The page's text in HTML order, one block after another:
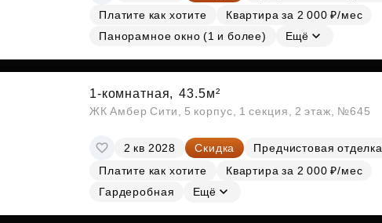
Платите как хотите
Квартира за 2 000 ₽/мес
Панорамное окно (1 и более)
Ещё
1-комнатная, 43.5м²
ЖК Амбер Сити, 5 корпус, 1 секция, 2 этаж, №645
2 кв 2028 Скидка
Предчистовая отделка
Платите как хотите
Квартира за 2 000 ₽/мес
Гардеробная
Ещё